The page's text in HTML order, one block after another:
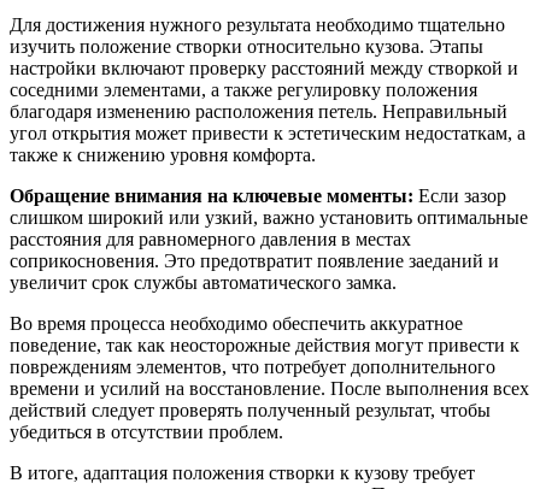
Для достижения нужного результата необходимо тщательно
изучить положение створки относительно кузова. Этапы
настройки включают проверку расстояний между створкой и
соседними элементами, а также регулировку положения
благодаря изменению расположения петель. Неправильный
угол открытия может привести к эстетическим недостаткам, а
также к снижению уровня комфорта.
Обращение внимания на ключевые моменты: Если зазор
слишком широкий или узкий, важно установить оптимальные
расстояния для равномерного давления в местах
соприкосновения. Это предотвратит появление заеданий и
увеличит срок службы автоматического замка.
Во время процесса необходимо обеспечить аккуратное
поведение, так как неосторожные действия могут привести к
повреждениям элементов, что потребует дополнительного
времени и усилий на восстановление. После выполнения всех
действий следует проверять полученный результат, чтобы
убедиться в отсутствии проблем.
В итоге, адаптация положения створки к кузову требует